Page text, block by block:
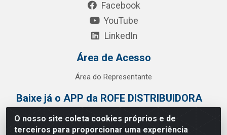
O nosso site coleta cookies próprios e de
terceiros para proporcionar uma experiência
Facebook
YouTube
LinkedIn
Área de Acesso
Área do Representante
Baixe já o APP da ROFE DISTRIBUIDORA